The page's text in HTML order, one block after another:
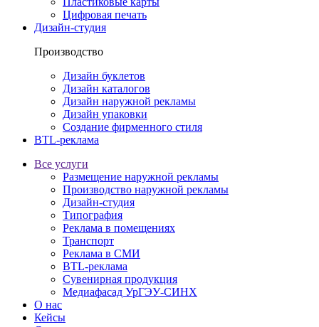
Цифровая печать
Дизайн-студия
Производство
Дизайн буклетов
Дизайн каталогов
Дизайн наружной рекламы
Дизайн упаковки
Создание фирменного стиля
BTL-реклама
Все услуги
Размещение наружной рекламы
Производство наружной рекламы
Дизайн-студия
Типография
Реклама в помещениях
Транспорт
Реклама в СМИ
BTL-реклама
Сувенирная продукция
Медиафасад УрГЭУ-СИНХ
О нас
Кейсы